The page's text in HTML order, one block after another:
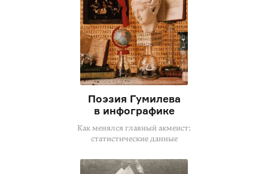
Поэзия Гумилева
в инфографике
Как менялся главный акмеист:
статистические данные